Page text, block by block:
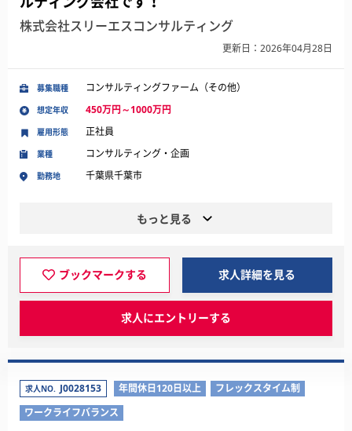
株式会社スリーエスコンサルティング
更新日：2026年04月28日
募集職種 コンサルティングファーム（その他）
想定年収 450万円～1000万円
業種 コンサルティング・企画
勤務地 千葉県千葉市
雇用形態 正社員
もっと見る
ブックマークする 求人詳細を見る
求人にエントリーする
求人NO. J0028153 年間休日120日以上
フレックスタイム制
ワークライフバランス